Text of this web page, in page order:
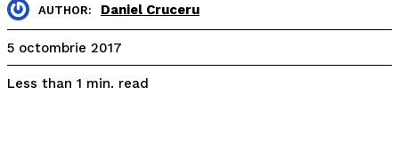
AUTHOR: Daniel Cruceru
5 octombrie 2017
Less than 1 min. read